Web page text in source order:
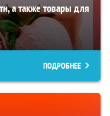
а также товары для
ПОДРОБНЕЕ